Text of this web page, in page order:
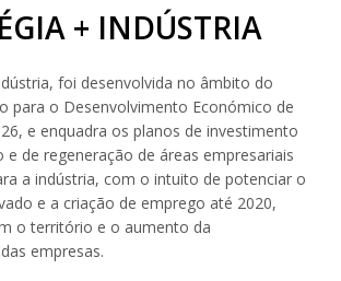
+ INDÚSTRIA
foi desenvolvida no âmbito do
para o Desenvolvimento Económico de
e enquadra os planos de investimento
e de regeneração de áreas empresariais
a indústria, com o intuito de potenciar o
e a criação de emprego até 2020,
o território e o aumento da
empresas.